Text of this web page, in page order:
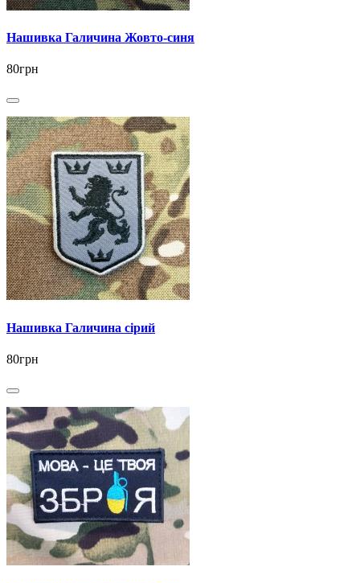
Нашивка Галичина Жовто-синя
80грн
Нашивка Галичина сірий
80грн